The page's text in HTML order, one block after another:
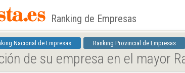
Ranking de Empresas
Nacional de Empresas Ranking Provincial de Empresas
de su empresa en el mayor